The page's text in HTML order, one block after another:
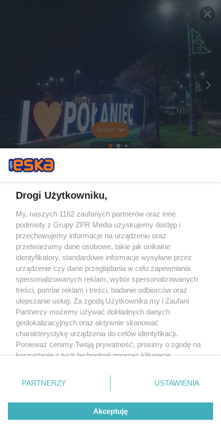
Rozwiń
Drogi Użytkowniku,
My, naszych 1162 zaufanych partnerów oraz inne
podmioty z Grupy ZPR Media uzyskujemy dostęp i
przechowujemy informacje na urządzeniu oraz
przetwarzamy dane osobowe, takie jak unikalne
identyfikatory, standardowe informacje wysyłane przez
urządzenie czy dane przeglądania w celu zapewniania
spersonalizowanych reklam, wybór spersonalizowanych
treści, pomiar reklam i treści, badanie odbiorców oraz
ulepszanie usług. Za zgodą Użytkownika my i Zaufani
Partnerzy możemy używać dokładnych danych
geolokalizacyjnych oraz aktywnie skanować
charakterystykę urządzenia do celów identyfikacji.
Ponieważ cenimy Twoją prywatność, prosimy o zgodę na
korzystanie z tych technologii poprzez kliknięcie
zmienić/wycofać klikając przycisk ustawień prywatności
znajdujący się w lewym dolnym rogu strony
rodzaje przetwarzania danych nie wymagają zgody
użytkownika, ale masz prawo sprzeciwić się takiemu
przetwarzaniu. Preferencje będą miały zastosowanie tylko
PARTNERZY USTAWIENIA
Akceptuję